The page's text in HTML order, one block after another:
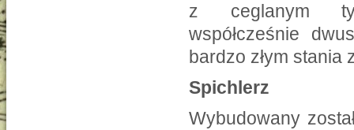
z ceglanym
współcześnie
bardzo złym stania
Spichlerz
Wybudowany